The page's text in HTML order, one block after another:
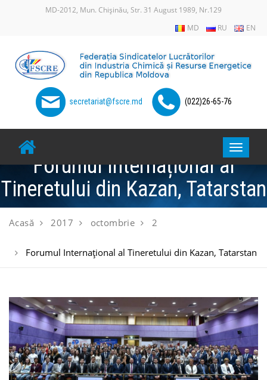
MD-2012, Mun. Chișinău, Str. 31 August 1989, Nr.129
MD
RU EN
secretariat@fscre.md (022)26-65-76
Toggle
Forumul Internațional al
Tineretului din Kazan, Tatarstan
Acasă 2017 octombrie 2
Forumul Internațional al Tineretului din Kazan, Tatarstan